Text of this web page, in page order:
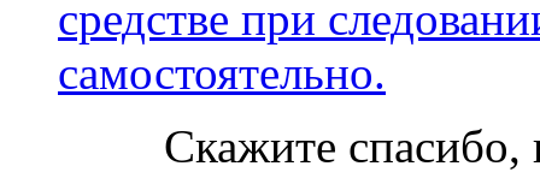
средстве при
самостоятельно.
Скажите спасибо,